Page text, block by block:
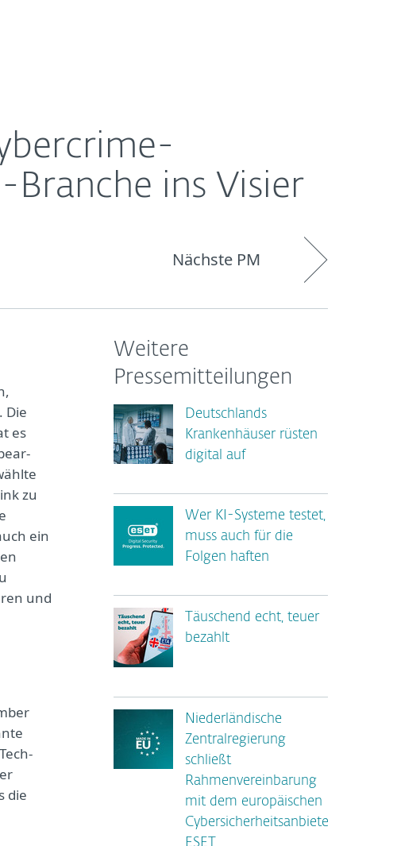
Branche ins Visier
Nächste PM
Die
es
zu
ein
und
die
Weitere
Pressemitteilungen
Deutschlands
Krankenhäuser rüsten
digital auf
Wer KI-Systeme testet,
muss auch für die
Folgen haften
Täuschend echt, teuer
bezahlt
Niederländische
Zentralregierung
schließt
Rahmenvereinbarung
mit dem europäischen
Cybersicherheitsanbieter
ESET